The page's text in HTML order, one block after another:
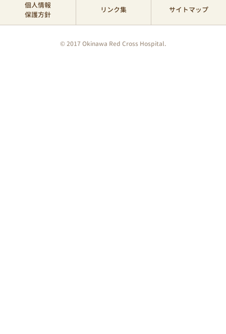
個人情報
保護方針
リンク集 サイトマップ
© 2017 Okinawa Red Cross Hospital.